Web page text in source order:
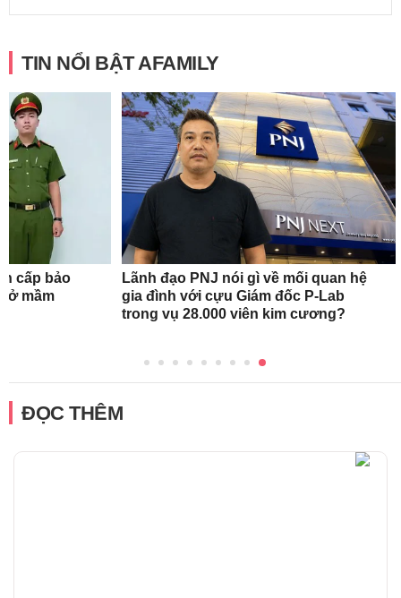
TIN NỔI BẬT AFAMILY
cấp bảo
mầm
Lãnh đạo PNJ nói gì về mối quan hệ
gia đình với cựu Giám đốc P-Lab
trong vụ 28.000 viên kim cương?
ĐỌC THÊM